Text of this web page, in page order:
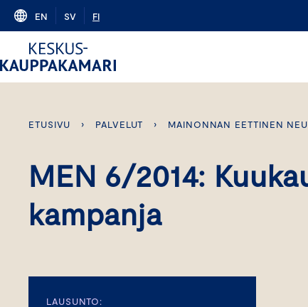
Skip
content
EN SV FI
ETUSIVU › PALVELUT › MAINONNAN EETTINEN
MEN 6/2014:
kampanja
LAUSUNTO: